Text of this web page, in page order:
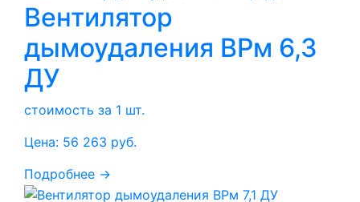
Вентилятор
дымоудаления ВРм 6,3
ДУ
стоимость за 1 шт.
Цена: 56 263 руб.
Подробнее →